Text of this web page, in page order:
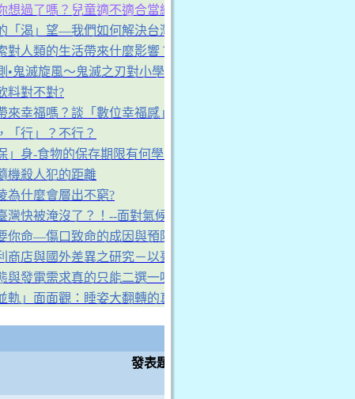
想過了嗎？兒童適不適合當網紅？
「渴」望—我們如何解決台灣缺水問題？
對人類的生活帶來什麼影響？
•鬼滅旋風～鬼滅之刃對小學生的影響
料對不對?
來幸福嗎？談「數位幸福感」
「行」？不行？
」身-食物的保存期限有何學問？
機殺人犯的距離
為什麼會層出不窮?
灣快被淹沒了？！--面對氣候變遷，我們該怎麼辦？
你命—傷口致命的成因與預防探討
商店與國外差異之研究－以臺、日、韓、美為例
與發電需求真的只能二選一嗎?
軌」面面觀：睡姿大翻轉的真相
發表題目